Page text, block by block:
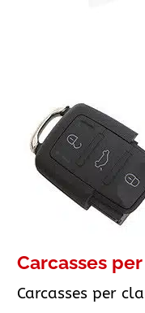
Carcasses
Carcasses per